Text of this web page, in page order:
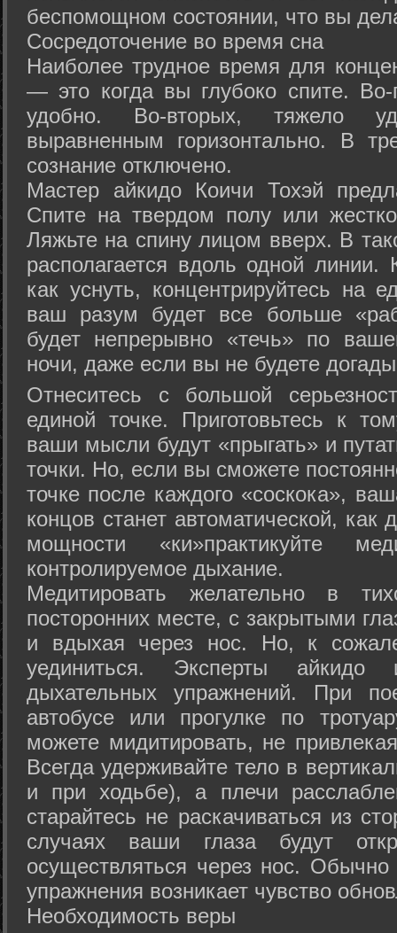
беспомощном состоянии, что вы
Сосредоточение во время сна
Наиболее трудное время для
— это когда вы глубоко спите.
удобно. Во-вторых, тяжело
выравненным горизонтально. В
сознание отключено.
Мастер айкидо Коичи Тохэй
Спите на твердом полу или
Ляжьте на спину лицом вверх. В
располагается вдоль одной
как уснуть, концентрируйтесь на
ваш разум будет все больше
будет непрерывно «течь» по
ночи, даже если вы не будете
Отнеситесь с большой
единой точке. Приготовьтесь к
ваши мысли будут «прыгать» и
точки. Но, если вы сможете
точке после каждого «соскока»,
концов станет автоматической,
мощности «ки»практикуйте
контролируемое дыхание.
Медитировать желательно в
посторонних месте, с закрытыми
и вдыхая через нос. Но, к
уединиться. Эксперты айкидо
дыхательных упражнений. При
автобусе или прогулке по
можете мидитировать, не
Всегда удерживайте тело в
и при ходьбе), а плечи
старайтесь не раскачиваться из
случаях ваши глаза будут
осуществляться через нос. Обычно
упражнения возникает чувство
Необходимость веры